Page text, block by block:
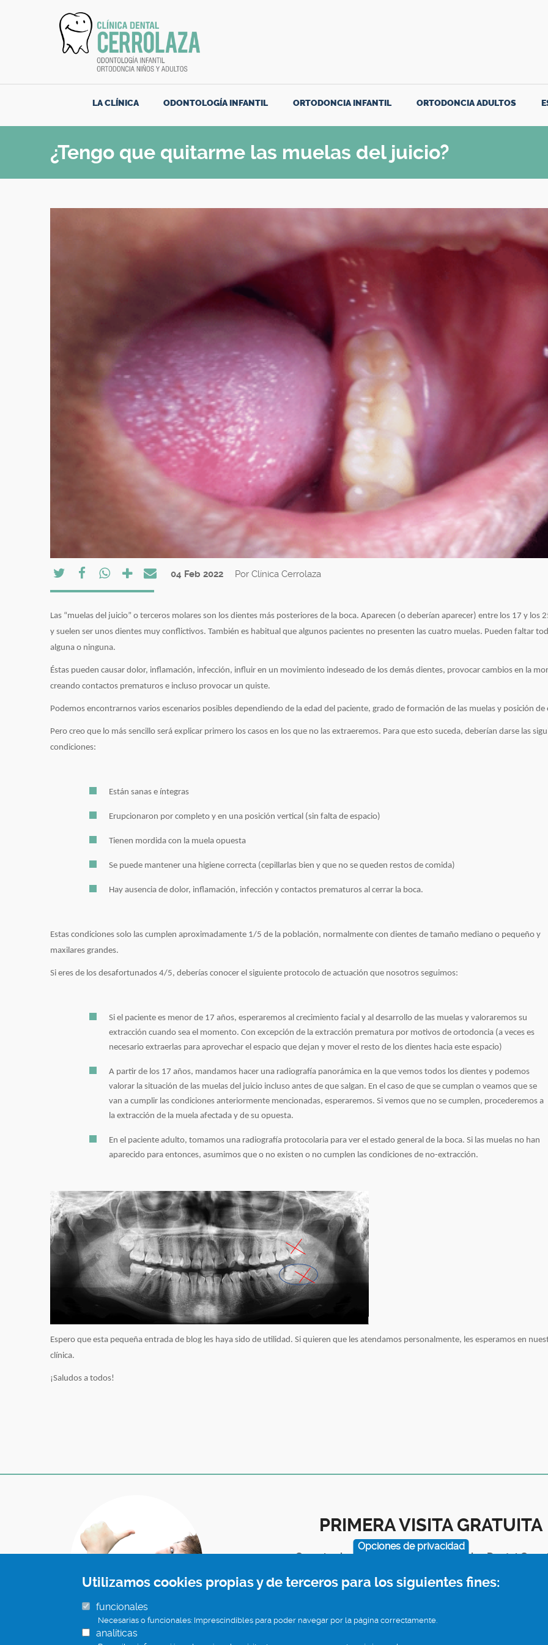
LA CLÍNICA ODONTOLOGÍA INFANTIL ORTODONCIA INFANTIL ORTODONCIA ADULTOS
¿Tengo que quitarme las muelas del juicio?
04 Feb 2022 Por Clínica Cerrolaza
Las “muelas del juicio” o terceros molares son los dientes más posteriores de la boca. Aparecen (o deberían aparecer) entre los 17 y los
y suelen ser unos dientes muy conflictivos. También es habitual que algunos pacientes no presenten las cuatro muelas. Pueden faltar
alguna o ninguna.
Éstas pueden causar dolor, inflamación, infección, influir en un movimiento indeseado de los demás dientes, provocar cambios en la
creando contactos prematuros e incluso provocar un quiste.
Podemos encontrarnos varios escenarios posibles dependiendo de la edad del paciente, grado de formación de las muelas y posición de
Pero creo que lo más sencillo será explicar primero los casos en los que no las extraeremos. Para que esto suceda, deberían darse las
condiciones:
Están sanas e íntegras
Erupcionaron por completo y en una posición vertical (sin falta de espacio)
Tienen mordida con la muela opuesta
Se puede mantener una higiene correcta (cepillarlas bien y que no se queden restos de comida)
Hay ausencia de dolor, inflamación, infección y contactos prematuros al cerrar la boca.
Estas condiciones solo las cumplen aproximadamente 1/5 de la población, normalmente con dientes de tamaño mediano o pequeño y
maxilares grandes.
Si eres de los desafortunados 4/5, deberías conocer el siguiente protocolo de actuación que nosotros seguimos:
Si el paciente es menor de 17 años, esperaremos al crecimiento facial y al desarrollo de las muelas y valoraremos su
extracción cuando sea el momento. Con excepción de la extracción prematura por motivos de ortodoncia (a veces es
necesario extraerlas para aprovechar el espacio que dejan y mover el resto de los dientes hacia este espacio)
A partir de los 17 años, mandamos hacer una radiografía panorámica en la que vemos todos los dientes y podemos
valorar la situación de las muelas del juicio incluso antes de que salgan. En el caso de que se cumplan o veamos que se
van a cumplir las condiciones anteriormente mencionadas, esperaremos. Si vemos que no se cumplen, procederemos a
la extracción de la muela afectada y de su opuesta.
En el paciente adulto, tomamos una radiografía protocolaria para ver el estado general de la boca. Si las muelas no han
aparecido para entonces, asumimos que o no existen o no cumplen las condiciones de no-extracción.
Espero que esta pequeña entrada de blog les haya sido de utilidad. Si quieren que les atendamos personalmente, les esperamos en
clínica.
¡Saludos a todos!
PRIMERA VISITA GRATUITA
Cuando vienes por primera vez a Clínica Dental
Con nuestro diagnóstico y presupuesto
Opciones de privacidad
Utilizamos cookies propias y de terceros para los siguientes fines:
funcionales
Necesarias o funcionales: Imprescindibles para poder navegar por la página correctamente.
analíticas